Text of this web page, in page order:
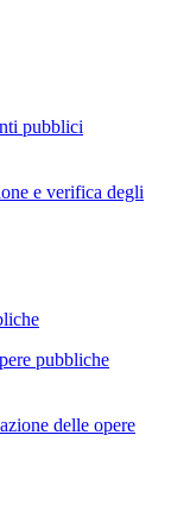
pubblici
e verifica degli
pubbliche
delle opere